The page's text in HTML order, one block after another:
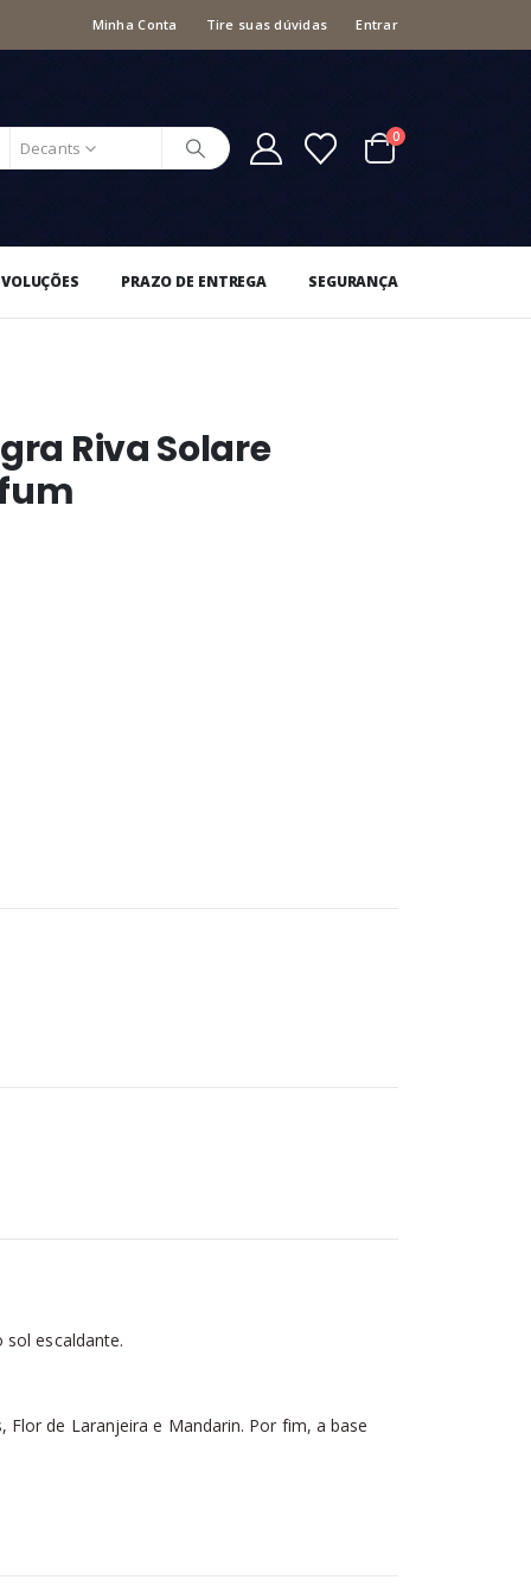
Minha Conta Tire suas dúvidas Entrar
Decants
0
PRAZO DE ENTREGA SEGURANÇA
Riva Solare
sol escaldante.
de Laranjeira e Mandarin. Por fim, a base